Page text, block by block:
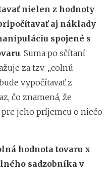
nielen z hodnoty
aj náklady
spojené s
. Suma po sčítaní
za tzv. „colnú
vypočítavať z
čo znamená, že
pre jeho príjemcu o niečo
hodnota tovaru x
sadzobníka v